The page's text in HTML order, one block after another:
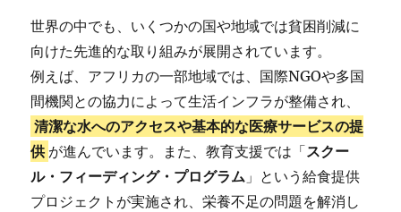
世界の中でも、いくつかの国や地域では貧困削減に
向けた先進的な取り組みが展開されています。
例えば、アフリカの一部地域では、国際NGOや多国
間機関との協力によって生活インフラが整備され、
清潔な水へのアクセスや基本的な医療サービスの提
供 が進んでいます。また、教育支援では「スクー
ル・フィーディング・プログラム 」という給食提供
プロジェクトが実施され、栄養不足の問題を解消し